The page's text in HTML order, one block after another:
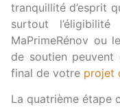
tranquillité d’esprit
surtout
MaPrimeRénov ou
de soutien peuvent
final de votre projet
La quatrième étape